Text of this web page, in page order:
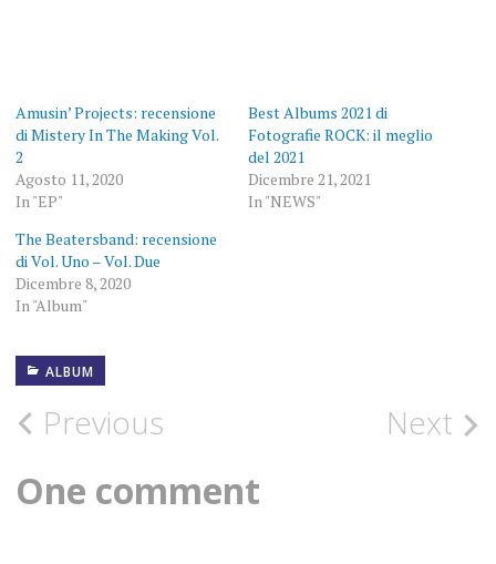
Amusin’ Projects: recensione
di Mistery In The Making Vol.
2
Agosto 11, 2020
In "EP"
Best Albums 2021 di
Fotografie ROCK: il meglio
del 2021
Dicembre 21, 2021
In "NEWS"
The Beatersband: recensione
di Vol. Uno – Vol. Due
Dicembre 8, 2020
In "Album"
ALBUM
ALBUM
AMUSIN'
BEAT
Post
navigation
Previous Next
One comment